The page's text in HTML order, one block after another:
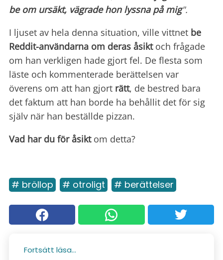
be om ursäkt, vägrade hon lyssna på mig".
I ljuset av hela denna situation, ville vittnet be
Reddit-användarna om deras åsiktoch frågade
om han verkligen hade gjort fel. De flesta som
läste och kommenterade berättelsen var
överens om att han gjort rätt, de bestred bara
det faktum att han borde ha behållit det för sig
själv när han beställde pizzan.
Vad har du för åsiktom detta?
# bröllop # otroligt # berättelser
Fortsätt läsa...